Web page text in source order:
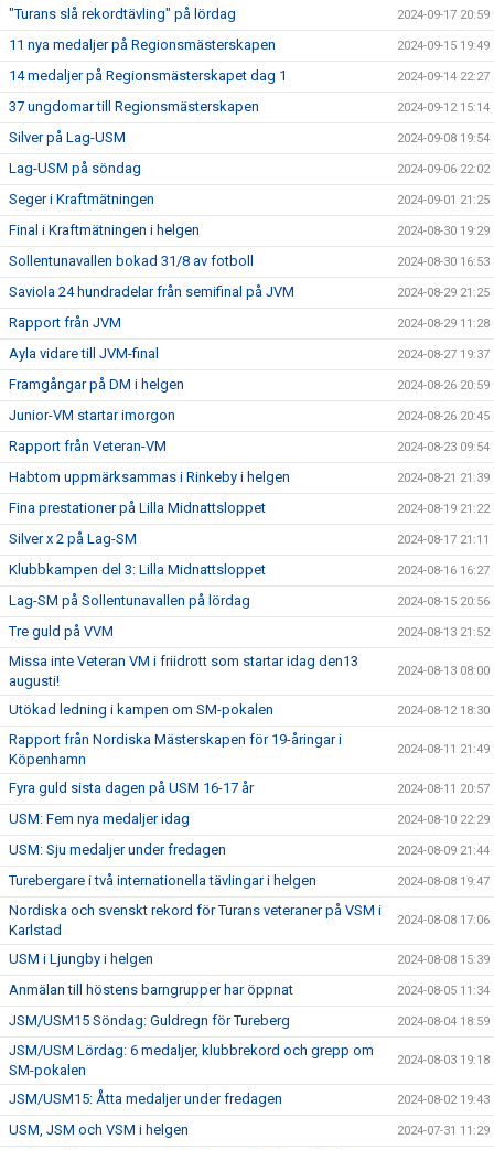
"Turans slå rekordtävling" på lördag 2024-09-17 20:59
11 nya medaljer på Regionsmästerskapen 2024-09-15 19:49
14 medaljer på Regionsmästerskapet dag 1 2024-09-14 22:27
37 ungdomar till Regionsmästerskapen 2024-09-12 15:14
Silver på Lag-USM 2024-09-08 19:54
Lag-USM på söndag 2024-09-06 22:02
Seger i Kraftmätningen 2024-09-01 21:25
Final i Kraftmätningen i helgen 2024-08-30 19:29
Sollentunavallen bokad 31/8 av fotboll 2024-08-30 16:53
Saviola 24 hundradelar från semifinal på JVM 2024-08-29 21:25
Rapport från JVM 2024-08-29 11:28
Ayla vidare till JVM-final 2024-08-27 19:37
Framgångar på DM i helgen 2024-08-26 20:59
Junior-VM startar imorgon 2024-08-26 20:45
Rapport från Veteran-VM 2024-08-23 09:54
Habtom uppmärksammas i Rinkeby i helgen 2024-08-21 21:39
Fina prestationer på Lilla Midnattsloppet 2024-08-19 21:22
Silver x 2 på Lag-SM 2024-08-17 21:11
Klubbkampen del 3: Lilla Midnattsloppet 2024-08-16 16:27
Lag-SM på Sollentunavallen på lördag 2024-08-15 20:56
Tre guld på VVM 2024-08-13 21:52
Missa inte Veteran VM i friidrott som startar idag den13
augusti!
2024-08-13 08:00
Utökad ledning i kampen om SM-pokalen 2024-08-12 18:30
Rapport från Nordiska Mästerskapen för 19-åringar i
Köpenhamn
2024-08-11 21:49
Fyra guld sista dagen på USM 16-17 år 2024-08-11 20:57
USM: Fem nya medaljer idag 2024-08-10 22:29
USM: Sju medaljer under fredagen 2024-08-09 21:44
Turebergare i två internationella tävlingar i helgen 2024-08-08 19:47
Nordiska och svenskt rekord för Turans veteraner på VSM i
Karlstad
2024-08-08 17:06
USM i Ljungby i helgen 2024-08-08 15:39
Anmälan till höstens barngrupper har öppnat 2024-08-05 11:34
JSM/USM15 Söndag: Guldregn för Tureberg 2024-08-04 18:59
JSM/USM Lördag: 6 medaljer, klubbrekord och grepp om
SM-pokalen
2024-08-03 19:18
JSM/USM15: Åtta medaljer under fredagen 2024-08-02 19:43
USM, JSM och VSM i helgen 2024-07-31 11:29